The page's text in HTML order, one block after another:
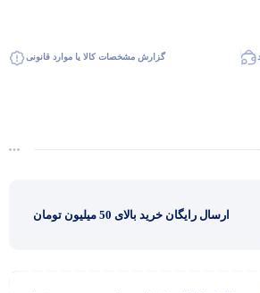
اپل واچ
گزارش مشخصات کالا یا موارد قانونی
ارسال رایگان خرید بالای 50 میلیون تومان